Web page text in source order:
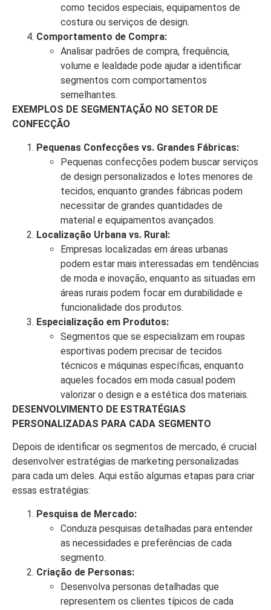
como tecidos especiais, equipamentos de
costura ou serviços de design.
Comportamento de Compra:
Analisar padrões de compra, frequência,
volume e lealdade pode ajudar a identificar
segmentos com comportamentos
semelhantes.
EXEMPLOS DE SEGMENTAÇÃO NO SETOR DE
CONFECÇÃO
Pequenas Confecções vs. Grandes Fábricas:
Pequenas confecções podem buscar serviços
de design personalizados e lotes menores de
tecidos, enquanto grandes fábricas podem
necessitar de grandes quantidades de
material e equipamentos avançados.
Localização Urbana vs. Rural:
Empresas localizadas em áreas urbanas
podem estar mais interessadas em tendências
de moda e inovação, enquanto as situadas em
áreas rurais podem focar em durabilidade e
funcionalidade dos produtos.
Especialização em Produtos:
Segmentos que se especializam em roupas
esportivas podem precisar de tecidos
técnicos e máquinas específicas, enquanto
aqueles focados em moda casual podem
valorizar o design e a estética dos materiais.
DESENVOLVIMENTO DE ESTRATÉGIAS
PERSONALIZADAS PARA CADA SEGMENTO
Depois de identificar os segmentos de mercado, é crucial
desenvolver estratégias de marketing personalizadas
para cada um deles. Aqui estão algumas etapas para criar
essas estratégias:
Pesquisa de Mercado:
Conduza pesquisas detalhadas para entender
as necessidades e preferências de cada
segmento.
Criação de Personas:
Desenvolva personas detalhadas que
representem os clientes típicos de cada